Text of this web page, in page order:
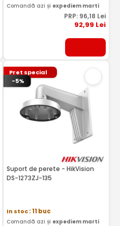
Comandă azi și expediem marti
PRP: 96,18 Lei
92,99 Lei
Pret special
-5%
Suport de perete - HikVision
DS-1273ZJ-135
In stoc: 11 buc
Comandă azi și expediem marti